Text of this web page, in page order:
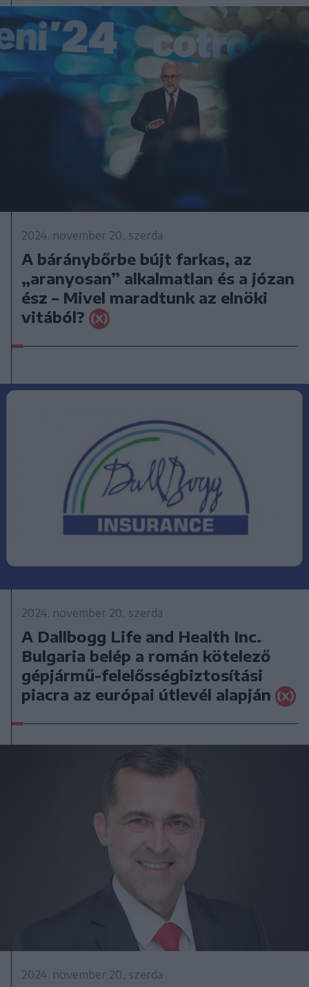
2024. november 20., szerda
A báránybőrbe bújt farkas, az
„aranyosan” alkalmatlan és a józan
ész – Mivel maradtunk az elnöki
vitából?
2024. november 20., szerda
A Dallbogg Life and Health Inc.
Bulgaria belép a román kötelező
gépjármű-felelősségbiztosítási
piacra az európai útlevél alapján
2024. november 20., szerda